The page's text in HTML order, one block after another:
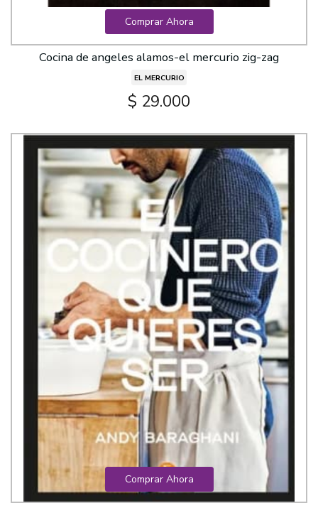
Comprar Ahora
Cocina de angeles alamos-el mercurio zig-zag
EL MERCURIO
$ 29.000
Comprar Ahora